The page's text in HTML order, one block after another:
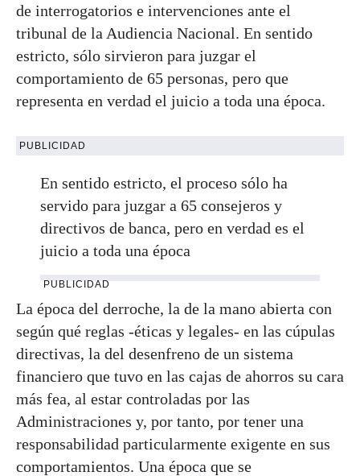
de interrogatorios e intervenciones ante el
tribunal de la Audiencia Nacional. En sentido
estricto, sólo sirvieron para juzgar el
comportamiento de 65 personas, pero que
representa en verdad el juicio a toda una época.
PUBLICIDAD
En sentido estricto, el proceso sólo ha
servido para juzgar a 65 consejeros y
directivos de banca, pero en verdad es el
juicio a toda una época
PUBLICIDAD
La época del derroche, la de la mano abierta con
según qué reglas -éticas y legales- en las cúpulas
directivas, la del desenfreno de un sistema
financiero que tuvo en las cajas de ahorros su cara
más fea, al estar controladas por las
Administraciones y, por tanto, por tener una
responsabilidad particularmente exigente en sus
comportamientos. Una época que se